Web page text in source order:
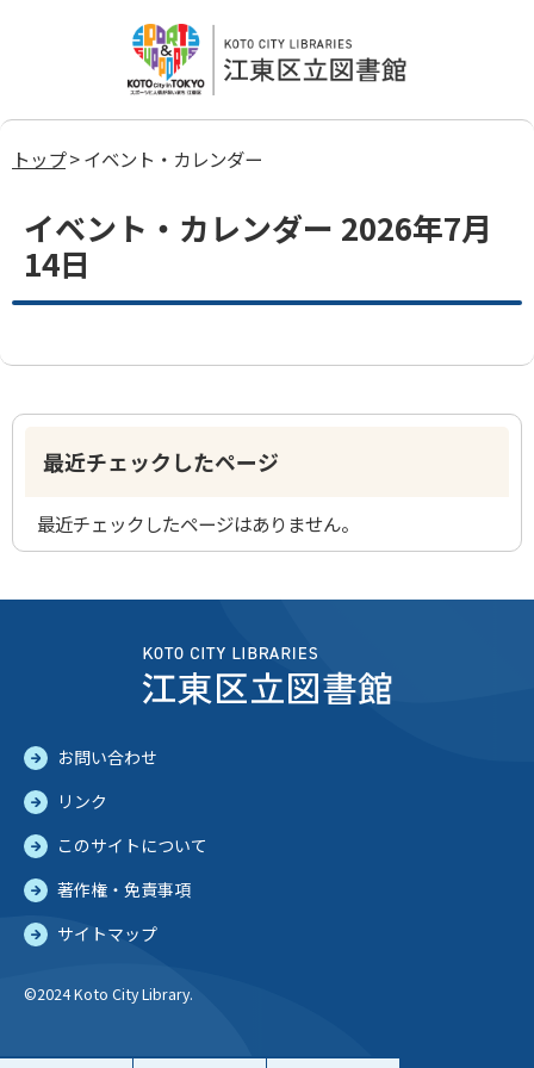
トップ> イベント・カレンダー
イベント・カレンダー 2026年7月
14日
最近チェックしたページ
最近チェックしたページはありません。
お問い合わせ
リンク
このサイトについて
著作権・免責事項
サイトマップ
©2024 Koto City Library.